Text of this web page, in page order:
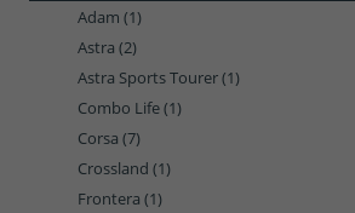
Adam (1)
Astra (2)
Astra Sports Tourer(1)
Combo Life(1)
Corsa (7)
Crossland (1)
Frontera (1)